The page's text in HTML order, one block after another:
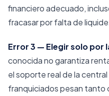
financiero adecuado,
fracasar por falta de
Error 3 — Elegir solo por
conocida no garantiza
el soporte real de la
franquiciados pesan tanto